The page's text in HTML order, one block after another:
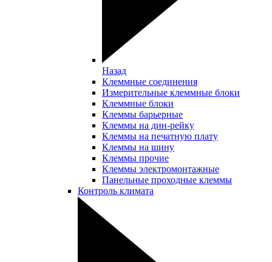
Назад
Клеммные соединения
Измерительные клеммные блоки
Клеммные блоки
Клеммы барьерные
Клеммы на дин-рейку
Клеммы на печатную плату
Клеммы на шину
Клеммы прочие
Клеммы электромонтажные
Панельные проходные клеммы
Контроль климата